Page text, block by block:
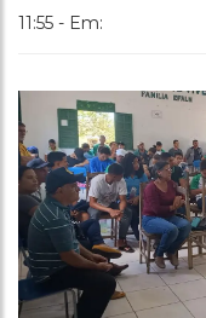
11:55 - Em: